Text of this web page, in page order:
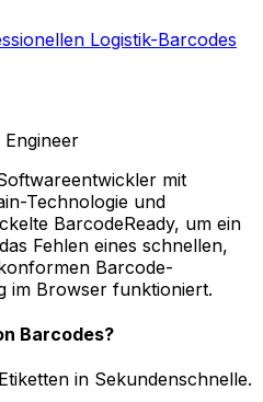
Logistik-Barcodes
mit
Technologie und
BarcodeReady, um ein
Fehlen eines schnellen,
Barcode-
im Browser funktioniert.
Barcodes?
in Sekundenschnelle.